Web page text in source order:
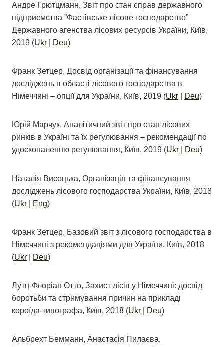
Андре Грютцманн, Звіт про стан справ державного
підприємства ”Фастівське лісове господарство”
Державного агенства лісових ресурсів України, Київ,
2019 (Ukr Deu)
Франк Зетцер, Досвід організації та фінансування
досліджень в області лісового господарства в
Німеччині – опції для України, Київ, 2019 (Ukr Deu)
Юрій Марчук, Аналітичний звіт про стан лісових
ринків в Україні та їх регулювання – рекомендації по
удосконаленню регулювання, Київ, 2019 (Ukr Deu)
Наталія Висоцька, Організація та фінансування
досліджень лісового господарства України, Київ, 2018
(Ukr Eng)
Франк Зетцер, Базовий звіт з лісового господарства в
Німеччині з рекомендаціями для України, Київ, 2018
(Ukr Deu)
Лутц-Флоріан Отто, Захист лісів у Німеччині: досвід
боротьби та стримування причин на прикладі
короїда-типографа, Київ, 2018 (Ukr Deu)
Альбрехт Бемманн, Анастасія Пилаєва,